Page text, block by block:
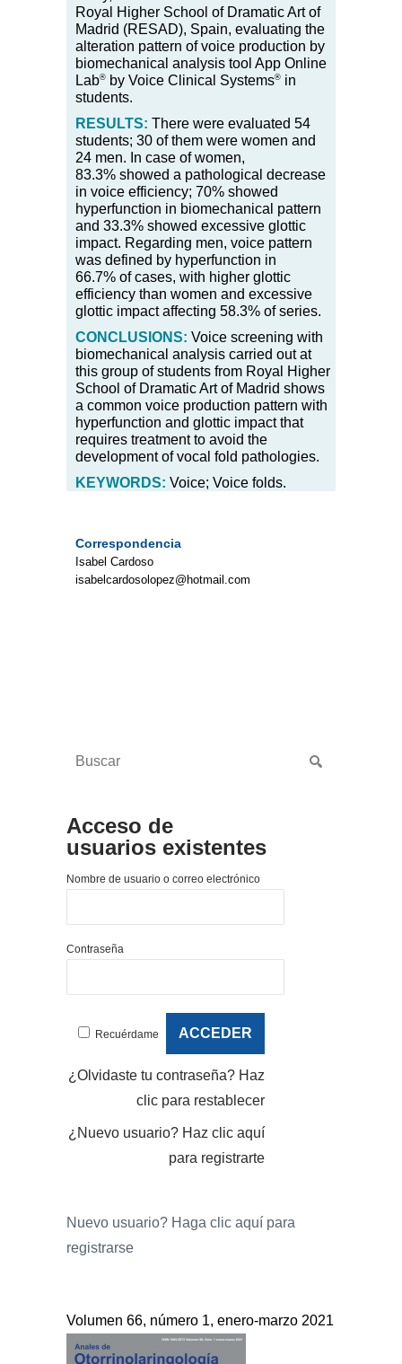
Royal Higher School of Dramatic Art of
Madrid (RESAD), Spain, evaluating the
alteration pattern of voice production by
biomechanical analysis tool App Online
Lab® by Voice Clinical Systems® in
students.
RESULTS: There were evaluated 54
students; 30 of them were women and
24 men. In case of women,
83.3% showed a pathological decrease
in voice efficiency; 70% showed
hyperfunction in biomechanical pattern
and 33.3% showed excessive glottic
impact. Regarding men, voice pattern
was defined by hyperfunction in
66.7% of cases, with higher glottic
efficiency than women and excessive
glottic impact affecting 58.3% of series.
CONCLUSIONS: Voice screening with
biomechanical analysis carried out at
this group of students from Royal Higher
School of Dramatic Art of Madrid shows
a common voice production pattern with
hyperfunction and glottic impact that
requires treatment to avoid the
development of vocal fold pathologies.
KEYWORDS: Voice; Voice folds.
Correspondencia
Isabel Cardoso
isabelcardosolopez@hotmail.com
Acceso de
usuarios existentes
Nombre de usuario o correo electrónico
Contraseña
Recuérdame
¿Olvidaste tu contraseña? Haz
clic para restablecer
¿Nuevo usuario? Haz clic aquí
para registrarte
Nuevo usuario? Haga clic aquí para
registrarse
Volumen 66, número 1, enero-marzo 2021